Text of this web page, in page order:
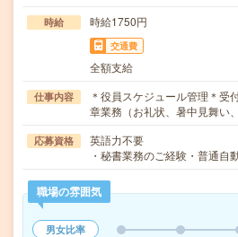
時給 時給1750円
交通費
全額支給
仕事内容
＊役員スケジュール管理＊受
章業務（お礼状、暑中見舞い
応募資格
英語力不要
・秘書業務のご経験・普通自
職場の雰囲気
男女比率